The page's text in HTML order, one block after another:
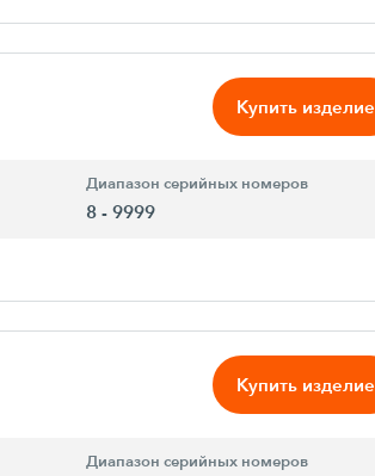
Купить изделие
Диапазон серийных номеров
8 - 9999
Купить изделие
Диапазон серийных номеров